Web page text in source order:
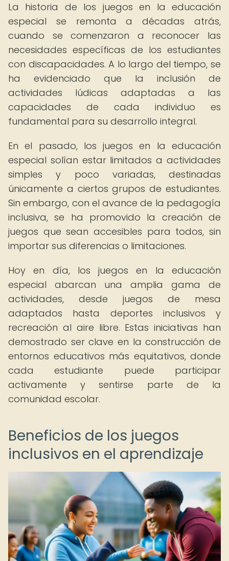
La historia de los juegos en la educación
especial se remonta a décadas atrás,
cuando se comenzaron a reconocer las
necesidades específicas de los estudiantes
con discapacidades. A lo largo del tiempo, se
ha evidenciado que la inclusión de
actividades lúdicas adaptadas a las
capacidades de cada individuo es
fundamental para su desarrollo integral.
En el pasado, los juegos en la educación
especial solían estar limitados a actividades
simples y poco variadas, destinadas
únicamente a ciertos grupos de estudiantes.
Sin embargo, con el avance de la pedagogía
inclusiva, se ha promovido la creación de
juegos que sean accesibles para todos, sin
importar sus diferencias o limitaciones.
Hoy en día, los juegos en la educación
especial abarcan una amplia gama de
actividades, desde juegos de mesa
adaptados hasta deportes inclusivos y
recreación al aire libre. Estas iniciativas han
demostrado ser clave en la construcción de
entornos educativos más equitativos, donde
cada estudiante puede participar
activamente y sentirse parte de la
comunidad escolar.
Beneficios de los juegos
inclusivos en el aprendizaje